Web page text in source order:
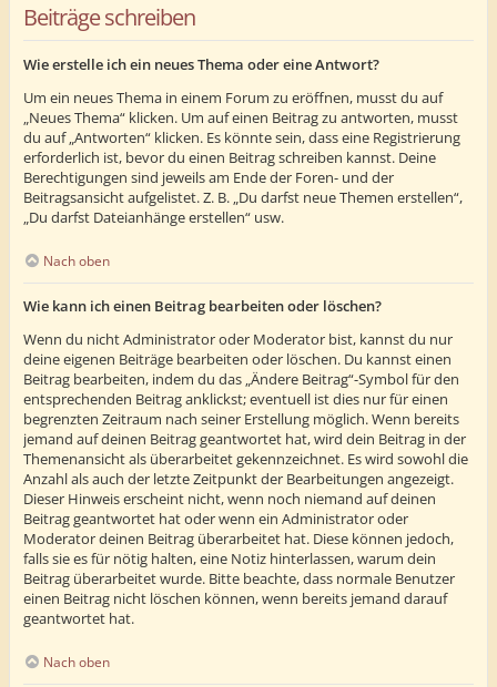
Beiträge schreiben
Wie erstelle ich ein neues Thema oder eine Antwort?
Um ein neues Thema in einem Forum zu eröffnen, musst du auf
„Neues Thema“ klicken. Um auf einen Beitrag zu antworten, musst
du auf „Antworten“ klicken. Es könnte sein, dass eine Registrierung
erforderlich ist, bevor du einen Beitrag schreiben kannst. Deine
Berechtigungen sind jeweils am Ende der Foren- und der
Beitragsansicht aufgelistet. Z. B. „Du darfst neue Themen erstellen“,
„Du darfst Dateianhänge erstellen“ usw.
Nach oben
Wie kann ich einen Beitrag bearbeiten oder löschen?
Wenn du nicht Administrator oder Moderator bist, kannst du nur
deine eigenen Beiträge bearbeiten oder löschen. Du kannst einen
Beitrag bearbeiten, indem du das „Ändere Beitrag“-Symbol für den
entsprechenden Beitrag anklickst; eventuell ist dies nur für einen
begrenzten Zeitraum nach seiner Erstellung möglich. Wenn bereits
jemand auf deinen Beitrag geantwortet hat, wird dein Beitrag in der
Themenansicht als überarbeitet gekennzeichnet. Es wird sowohl die
Anzahl als auch der letzte Zeitpunkt der Bearbeitungen angezeigt.
Dieser Hinweis erscheint nicht, wenn noch niemand auf deinen
Beitrag geantwortet hat oder wenn ein Administrator oder
Moderator deinen Beitrag überarbeitet hat. Diese können jedoch,
falls sie es für nötig halten, eine Notiz hinterlassen, warum dein
Beitrag überarbeitet wurde. Bitte beachte, dass normale Benutzer
einen Beitrag nicht löschen können, wenn bereits jemand darauf
geantwortet hat.
Nach oben